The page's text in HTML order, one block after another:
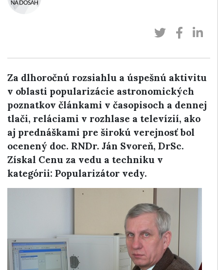
Za dlhoročnú rozsiahlu a úspešnú aktivitu
v oblasti popularizácie astronomických
poznatkov článkami v časopisoch a dennej
tlači, reláciami v rozhlase a televízií, ako
aj prednáškami pre širokú verejnosť bol
ocenený doc. RNDr. Ján Svoreň, DrSc.
Získal Cenu za vedu a techniku v
kategórii: Popularizátor vedy.